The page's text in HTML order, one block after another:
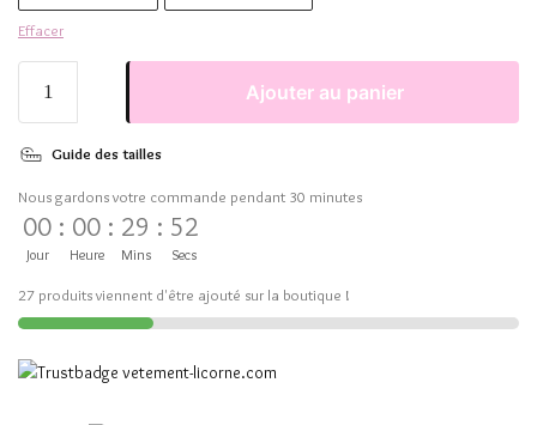
Effacer
Ajouter au panier
Guide des tailles
Nous gardons votre commande pendant 30 minutes
00
Jour
: 00
Heure
: 29
Mins
: 51
Secs
27 produits viennent d'être ajouté sur la boutique !